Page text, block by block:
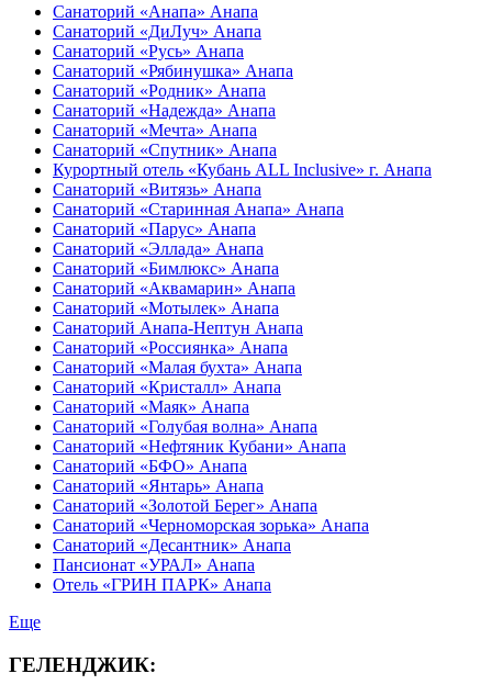
Санаторий «Анапа» Анапа
Санаторий «ДиЛуч» Анапа
Санаторий «Русь» Анапа
Санаторий «Рябинушка» Анапа
Санаторий «Родник» Анапа
Санаторий «Надежда» Анапа
Санаторий «Мечта» Анапа
Санаторий «Спутник» Анапа
Курортный отель «Кубань ALL Inclusive» г. Анапа
Санаторий «Витязь» Анапа
Санаторий «Старинная Анапа» Анапа
Санаторий «Парус» Анапа
Санаторий «Эллада» Анапа
Санаторий «Бимлюкс» Анапа
Санаторий «Аквамарин» Анапа
Санаторий «Мотылек» Анапа
Санаторий Анапа-Нептун Анапа
Санаторий «Россиянка» Анапа
Санаторий «Малая бухта» Анапа
Санаторий «Кристалл» Анапа
Санаторий «Маяк» Анапа
Санаторий «Голубая волна» Анапа
Санаторий «Нефтяник Кубани» Анапа
Санаторий «БФО» Анапа
Санаторий «Янтарь» Анапа
Санаторий «Золотой Берег» Анапа
Санаторий «Черноморская зорька» Анапа
Санаторий «Десантник» Анапа
Пансионат «УРАЛ» Анапа
Отель «ГРИН ПАРК» Анапа
Еще
ГЕЛЕНДЖИК: